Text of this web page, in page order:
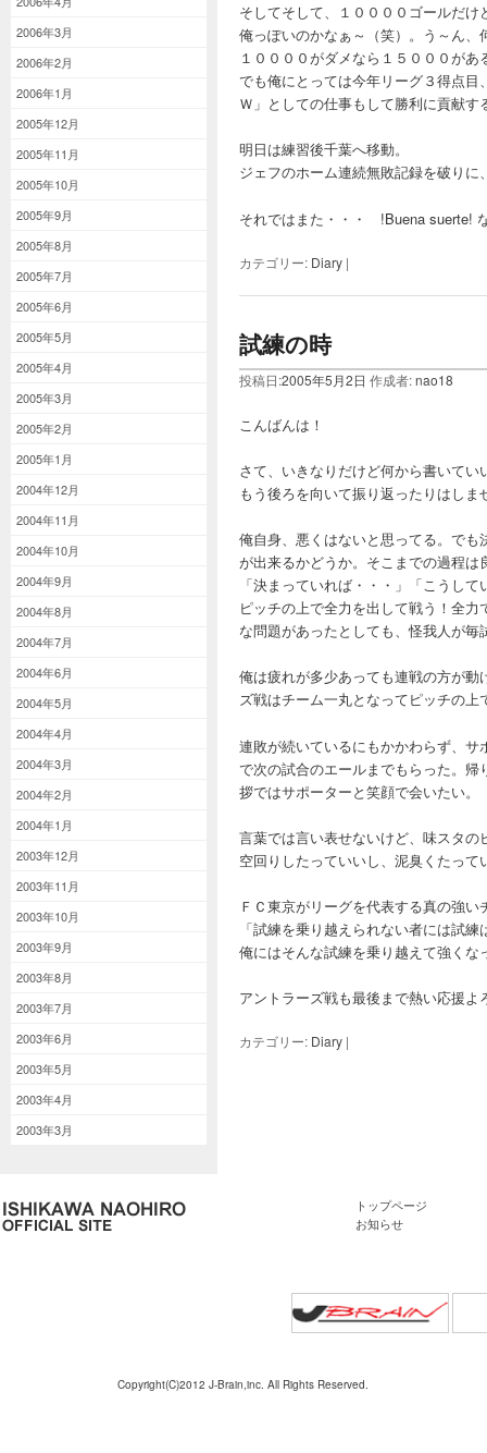
2006年3月
2006年2月
2006年1月
2005年12月
2005年11月
2005年10月
2005年9月
2005年8月
2005年7月
2005年6月
2005年5月
2005年4月
2005年3月
2005年2月
2005年1月
2004年12月
2004年11月
2004年10月
2004年9月
2004年8月
2004年7月
2004年6月
2004年5月
2004年4月
2004年3月
2004年2月
2004年1月
2003年12月
2003年11月
2003年10月
2003年9月
2003年8月
2003年7月
2003年6月
2003年5月
2003年4月
2003年3月
そしてそして、１００００ゴールだけ
俺っぽいのかなぁ～（笑）。う～ん
１００００がダメなら１５０００があ
でも俺にとっては今年リーグ３得点
Ｗ」としての仕事もして勝利に貢献
明日は練習後千葉へ移動。
ジェフのホーム連続無敗記録を破り
それではまた・・・ !Buena suerte!
カテゴリー: Diary |
試練の時
投稿日:2005年5月2日 作成者:nao18
こんばんは！
さて、いきなりだけど何から書いて
もう後ろを向いて振り返ったりはし
俺自身、悪くはないと思ってる。で
が出来るかどうか。そこまでの過程は
「決まっていれば・・・」「こうし
ピッチの上で全力を出して戦う！全
な問題があったとしても、怪我人が
俺は疲れが多少あっても連戦の方が
ズ戦はチーム一丸となってピッチの上
連敗が続いているにもかかわらず、
で次の試合のエールまでもらった。
拶ではサポーターと笑顔で会いたい。
言葉では言い表せないけど、味スタ
空回りしたっていいし、泥臭くたっ
ＦＣ東京がリーグを代表する真の強
「試練を乗り越えられない者には試
俺にはそんな試練を乗り越えて強く
アントラーズ戦も最後まで熱い
カテゴリー: Diary |
トップページ
お知らせ
Copyright(C)2012 J-Brain,inc. All Rights Reserved.